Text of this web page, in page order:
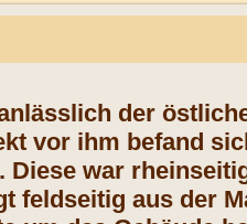
der
vor ihm befand
war
feldseitig aus der